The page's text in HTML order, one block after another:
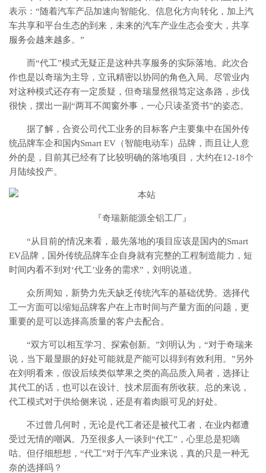
表示：“随着汽车产品加速向智能化、信息化方向转化，加上汽
车共享和平台生态的到来，未来的汽车产业生态会变大，共享
服务会越来越多。”
而“代工”模式无疑正是这种共享服务的实际落地。此次合
作也是以奇瑞为主导，立讯精密以协同的角色入局。尽管业内
对这种模式还存有一定质疑，但奇瑞显然很笃定这条路，步伐
很快，摆出一副“两耳不闻窗外事，一心只读圣贤书”的姿态。
据了解，合资公司代工业务的目标客户主要集中在国外传
统品牌车企和国内Smart EV（智能电动车）品牌，而且让人意
外的是，目前其已经有了比较明确的落地项目，大约在12-18个
月陆续投产。
『奇瑞新能源全铝工厂』
“从目前的情况来看，最先落地的项目应该是国内的Smart
EV品牌，国外传统品牌车企自身就有完整的工程制造能力，短
时间内看不到对‘代工’业务的需求”，刘明说道。
众所周知，新势力先天缺乏传统汽车的基础优势。选择代
工一方面可以缩短品牌客户在上市时间与产量方面的问题，更
重要的是可以选择高质量的客户去配合。
“双方可以相互学习、探索创新。”刘明认为，“对于奇瑞来
说，当下最显眼的好处可能就是产能可以得到有效利用。”另外
在刘明看来，假设后续类似苹果之类的高品质入局者，选择让
其代工的话，也可以在设计、技术层面有所收获。总的来说，
代工模式对于供给侧来说，还是有着肉眼可见的好处。
不过曾几何时，无论是代工者还是被代工者，在业内都遭
受过无情的嘲讽。乃至很多人一谈到“代工”，心里总是犯嘀
咕。但仔细想想，“代工”对于汽车产业来说，真的只是一种无
奈的选择吗？